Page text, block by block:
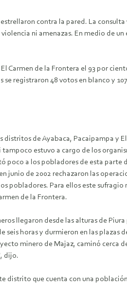
contra la pared. La
ni amenazas. En medio de
Carmen de la Frontera el 93 por
registraron 48 votos en blanco y
distritos de Ayabaca, Pacaipampa
estuvo a cargo de los
a los pobladores de esta parte
junio de 2002 rechazaron las
pobladores. Para ellos este
de la Frontera.
llegaron desde las alturas de
seis horas y durmieron en las
minero de Majaz, caminó cerca
dijo.
distrito que cuenta con una